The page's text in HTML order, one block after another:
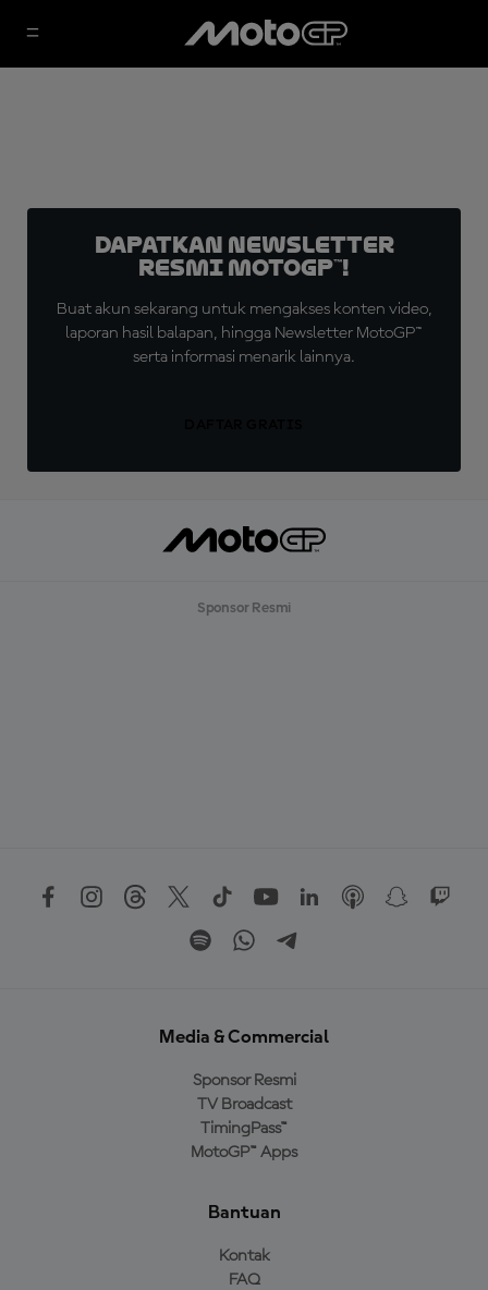
Dapatkan Newsletter
Resmi MotoGP™!
Buat akun sekarang untuk mengakses konten video,
laporan hasil balapan, hingga Newsletter MotoGP™
serta informasi menarik lainnya.
Sponsor Resmi
Media & Commercial
Sponsor Resmi
TV Broadcast
TimingPass™
MotoGP™ Apps
Bantuan
Kontak
FAQ